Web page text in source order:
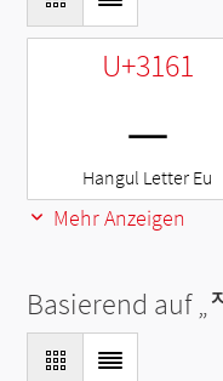
U+3161
ㅡ
Hangul Letter Eu
Mehr Anzeigen
Basierend auf „